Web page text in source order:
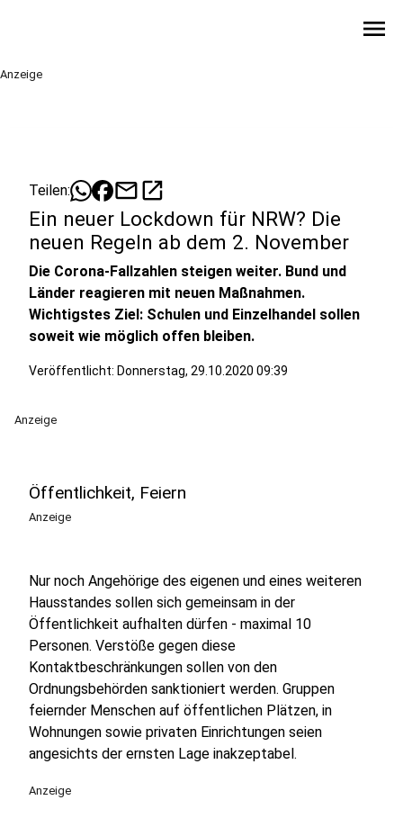
menu
Anzeige
Teilen: mailopen_in_new
Ein neuer Lockdown für NRW? Die
neuen Regeln ab dem 2. November
Die Corona-Fallzahlen steigen weiter. Bund und
Länder reagieren mit neuen Maßnahmen.
Wichtigstes Ziel: Schulen und Einzelhandel sollen
soweit wie möglich offen bleiben.
Veröffentlicht: Donnerstag, 29.10.2020 09:39
Anzeige
Öffentlichkeit, Feiern
Anzeige
Nur noch Angehörige des eigenen und eines weiteren
Hausstandes sollen sich gemeinsam in der
Öffentlichkeit aufhalten dürfen - maximal 10
Personen. Verstöße gegen diese
Kontaktbeschränkungen sollen von den
Ordnungsbehörden sanktioniert werden. Gruppen
feiernder Menschen auf öffentlichen Plätzen, in
Wohnungen sowie privaten Einrichtungen seien
angesichts der ernsten Lage inakzeptabel.
Anzeige